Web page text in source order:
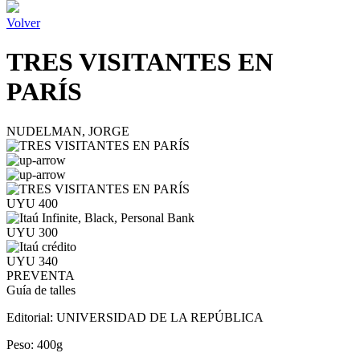
Volver
TRES VISITANTES EN
PARÍS
NUDELMAN, JORGE
UYU 400
UYU 300
UYU 340
PREVENTA
Guía de talles
Editorial: UNIVERSIDAD DE LA REPÚBLICA
Peso: 400g